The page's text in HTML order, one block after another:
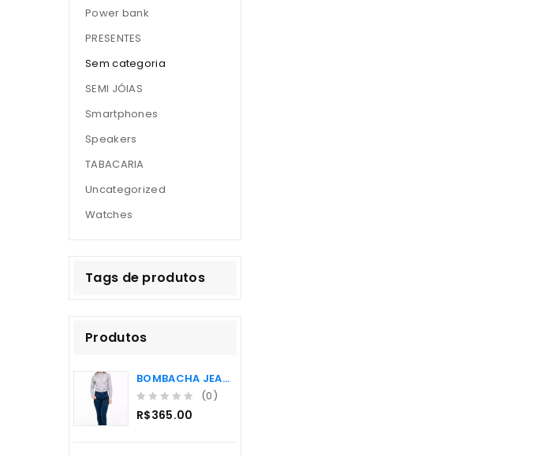
Power bank
PRESENTES
Sem categoria
SEMI JÓIAS
Smartphones
Speakers
TABACARIA
Uncategorized
Watches
Tags de produtos
Produtos
BOMBACHA JEANS FEMININA DE FAVO PAMPA SUL
(0)
R$365.00